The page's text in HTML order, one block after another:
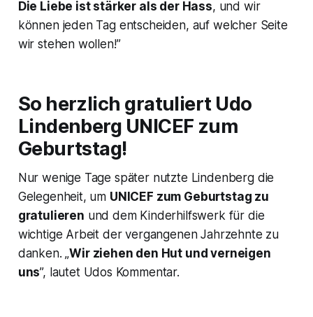
Die Liebe ist stärker als der Hass, und wir
können jeden Tag entscheiden, auf welcher Seite
wir stehen wollen!”
So herzlich gratuliert Udo
Lindenberg UNICEF zum
Geburtstag!
Nur wenige Tage später nutzte Lindenberg die
Gelegenheit, um UNICEF zum Geburtstag zu
gratulieren und dem Kinderhilfswerk für die
wichtige Arbeit der vergangenen Jahrzehnte zu
danken. „Wir ziehen den Hut und verneigen
uns”, lautet Udos Kommentar.